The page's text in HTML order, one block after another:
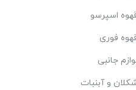
اسپرسو
فوری
جانبی
و آبنبات